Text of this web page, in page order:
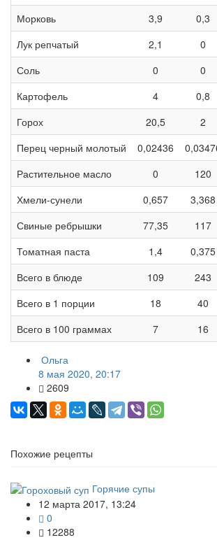
Морковь
3,9 0,3
Лук репчатый
2,1 0
Соль
0 0
Картофель
4 0,8
Горох
20,5 2
Перец черный молотый
0,02436
Растительное масло
0 120
Хмели-сунели
0,657 3,368
Свиные ребрышки
77,35 117
Томатная паста
1,4 0,375
Всего в блюде
109 243
Всего в 1 порции
18 40
Всего в 100 граммах
7 16
Ольга
8 мая 2020, 20:17
2609
Похожие рецепты
Горячие супы
12 марта 2017, 13:24
0
12288